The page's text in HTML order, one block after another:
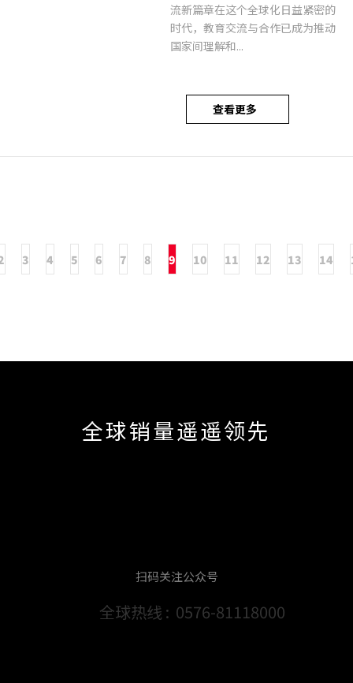
流新篇章在这个全球化日益紧密的
时代，教育交流与合作已成为推动
国家间理解和...
查看更多
3 4 5 6 7 8 9 10 11 12 13 14
全球销量遥遥领先
扫码关注公众号
全球热线 : 0576-81118000